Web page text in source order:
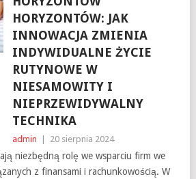
HORYZONTÓW: JAK
INNOWACJA ZMIENIA
INDYWIDUALNE ŻYCIE
RUTYNOWE W
NIESAMOWITY I
NIEPRZEWIDYWALNY
TECHNIKA
admin 20 sierpnia 2024
niezbędną rolę we wsparciu firm we
z finansami i rachunkowością. W